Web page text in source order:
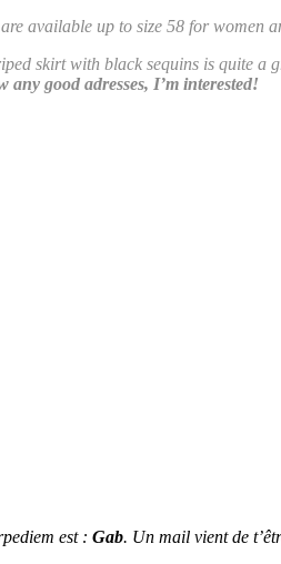
available up to size 58 for women
skirt with black sequins is quite
good adresses, I’m interested!
est : Gab. Un mail vient de